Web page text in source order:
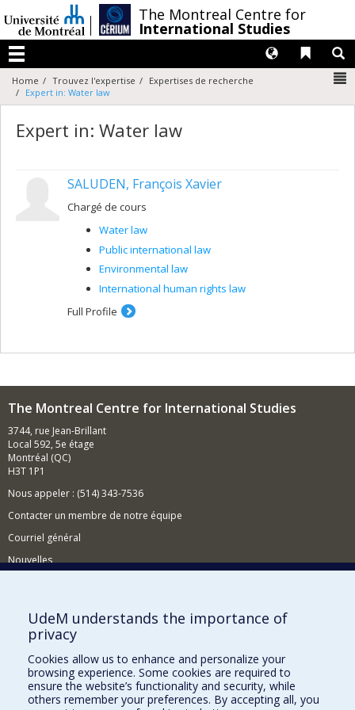
au
contenu
The Montreal Centre for
International Studies
Menu
Liens
Langues
Home Trouvez l'expertise
Expertises de recherche
Expert in: Water law
Expert in: Water law
SALUDEN, François Xavier
Chargé de cours
Water law
Public international law
Environmental law
International human rights law
Full Profile
The Montreal Centre for International Studies
3744, rue Jean-Brillant
Local 592, 5e étage
Montréal (QC)
H3T 1P1
Nous appeler : (514) 343-7536
Contacter un membre de notre équipe
Courriel général
Nouvelles
Comment soutenir le CÉRIUM?
BESOIN D'AIDE?
Plan du site
Signaler une erreur
Accessibilité
UdeM understands the importance of
privacy
Cookies allow us to enhance and personalize your
browsing experience. Some cookies are required to
ensure the website’s functionality and security, while
others remember your preferences. By accepting all, you